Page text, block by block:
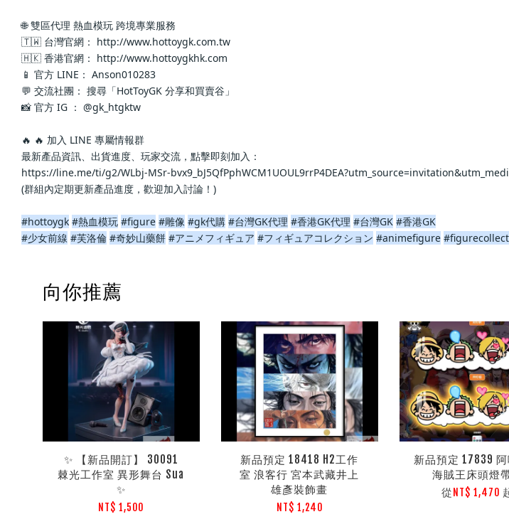
🌐 雙區代理 熱血模玩 跨境專業服務
🇹🇼 台灣官網： http://www.hottoygk.com.tw
🇭🇰 香港官網： http://www.hottoygkhk.com
📱 官方 LINE： Anson010283
💬 交流社團： 搜尋「HotToyGK 分享和買賣谷」
📸 官方 IG ： @gk_htgktw
🔥 🔥 加入 LINE 專屬情報群
最新產品資訊、出貨進度、玩家交流，點擊即刻加入：
https://line.me/ti/g2/WLbj-MSr-
(群組內定期更新產品進度，歡迎加入討論！)
#hottoygk #熱血模玩 #figure #雕像 #gk代購 #台灣GK代理 #香港GK代理 #台灣GK #香港GK
#少女前線 #芙洛倫 #奇妙山藥餅 #アニメフィギュア #フィギュアコレクション #animefigure
向你推薦
✨ 【新品開訂】 30091
棘光工作室 異形舞台 Sua
✨
NT$ 1,500
新品預定 18418 H2工作
室 浪客行 宮本武藏井上
雄彥裝飾畫
NT$ 1,240
新品預定 17839
海賊王床頭燈
從 NT$ 1,470